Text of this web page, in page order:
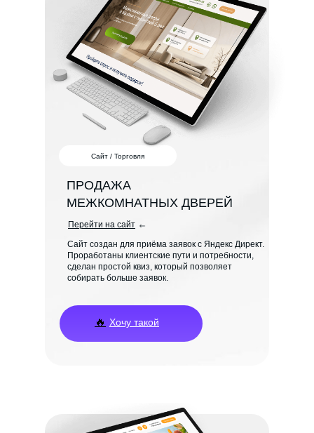
ПРОДАЖА
МЕЖКОМНАТНЫХ ДВЕРЕЙ
Сайт создан для приёма заявок с Яндекс Директ.
Проработаны клиентские пути и потребности,
сделан простой квиз, который позволяет
собирать больше заявок.
Сайт / Торговля
🔥 Хочу такой
Перейти на сайт